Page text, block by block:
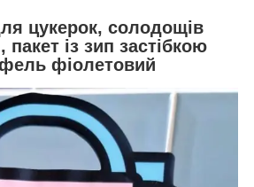
цукерок, солодощів
пакет із зип застібкою
фіолетовий